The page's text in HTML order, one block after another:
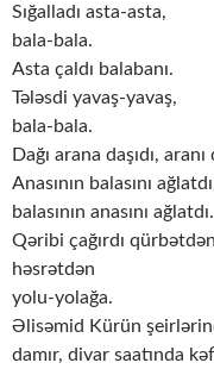
Sığalladı asta-asta,
bala-bala.
Asta çaldı balabanı.
Tələsdi yavaş-yavaş,
bala-bala.
Dağı arana daşıdı, aranı
Anasının balasını
balasının anasını ağlatdı.
Qəribi çağırdı
həsrətdən
yolu-yolağa.
Əlisəmid Kürün
damır, divar saatında